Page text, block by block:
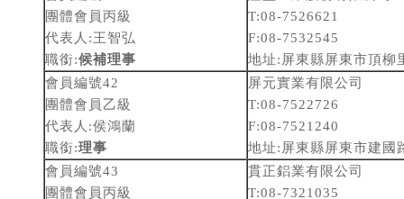
團體會員丙級
代表人:王智弘
職銜:候補理事
T:08-7526621
F:08-7532545
地址:屏東縣屏東市頂柳
會員編號42
團體會員乙級
代表人:侯鴻蘭
職銜:理事
屏元實業有限公司
T:08-7522726
F:08-7521240
地址:屏東縣屏東市建國
會員編號43
團體會員丙級
貫正鋁業有限公司
T:08-7321035